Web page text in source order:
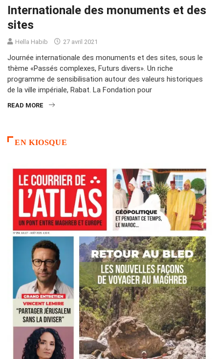
Internationale des monuments et des
sites
Hella Habib 27 avril 2021
Journée internationale des monuments et des sites, sous le
thème «Passés complexes, Futurs divers». Un riche
programme de sensibilisation autour des valeurs historiques
de la ville impériale, Rabat. La Fondation pour
READ MORE
EN KIOSQUE